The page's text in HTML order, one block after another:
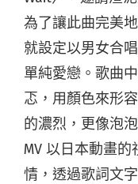
為了讓此曲完美
就設定以男女合
單純愛戀。歌曲
忑，用顏色來形
的濃烈，更像泡
MV 以日本動畫
情，透過歌詞文